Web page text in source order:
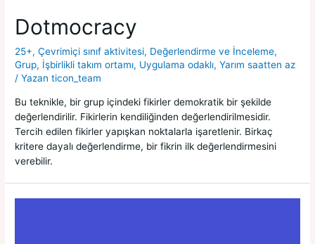
Dotmocracy
25+,Çevrimiçi sınıf aktivitesi, Değerlendirme ve İnceleme,
Grup, İşbirlikli takım ortamı, Uygulama odaklı,Yarım saatten az
/ Yazan ticon_team
Bu teknikle, bir grup içindeki fikirler demokratik bir şekilde
değerlendirilir. Fikirlerin kendiliğinden değerlendirilmesidir.
Tercih edilen fikirler yapışkan noktalarla işaretlenir. Birkaç
kritere dayalı değerlendirme, bir fikrin ilk değerlendirmesini
verebilir.